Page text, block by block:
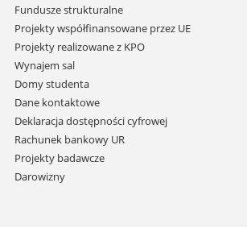
Fundusze strukturalne
Projekty współfinansowane przez UE
Projekty realizowane z KPO
Wynajem sal
Domy studenta
Dane kontaktowe
Deklaracja dostępności cyfrowej
Rachunek bankowy UR
Projekty badawcze
Darowizny